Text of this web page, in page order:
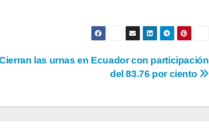
las urnas en Ecuador con participación
del 83.76 por ciento